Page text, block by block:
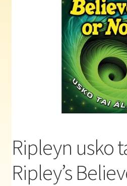
Aurinko Kustannus: kirjat
Auringon kirja- ja paperipuodit
Haluatko kirjailijaksi?
Ripleyn usko
Ripley’s